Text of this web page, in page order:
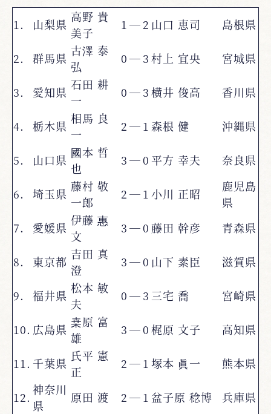
1. 山梨県 高野 貴
美子
1 ―2 山口 恵司 島根県
2. 群馬県 古澤 泰
弘
0―3村上 宜央 宮城県
3. 愛知県 石田 耕
一
0―3横井 俊高 香川県
4. 栃木県 相馬 良
一
2―1 森根 健 沖縄県
5. 山口県 國本 哲
也
3―0 平方 幸夫 奈良県
6. 埼玉県 藤村 敬
一郎
2―1 小川 正昭
鹿児島
県
7.
愛媛県 伊藤 惠
文
3―0 藤田 幹彦 青森県
8. 東京都 吉田 真
澄
3―0 山下 素臣 滋賀県
9. 福井県 松本 敏
夫
0―3 三宅 喬 宮崎県
10. 広島県 桒原 富
雄
3―0梶原 文子 高知県
11. 千葉県 氏平 憲
正
2―1 塚本 眞一 熊本県
12. 神奈川
県
原田 渡 2―1 盆子原 稔博 兵庫県